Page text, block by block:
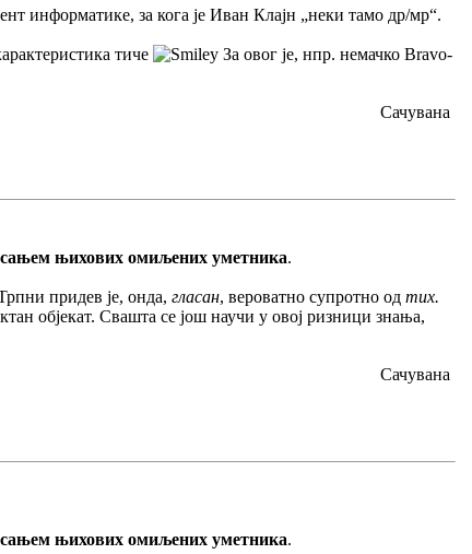
информатике, за кога је Иван Клајн „неки тамо др/мр“.
тиче
За овог је, нпр. немачко Bravo-
Сачувана
њихових омиљених уметника.
придев је, онда, гласан, вероватно супротно од тих.
објекат. Свашта се још научи у овој ризници знања,
Сачувана
њихових омиљених уметника.